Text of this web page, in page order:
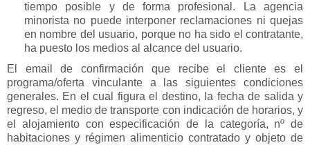
tiempo posible y de forma profesional. La agencia
minorista no puede interponer reclamaciones ni quejas
en nombre del usuario, porque no ha sido el contratante,
ha puesto los medios al alcance del usuario.
El email de confirmación que recibe el cliente es el
programa/oferta vinculante a las siguientes condiciones
generales. En el cual figura el destino, la fecha de salida y
regreso, el medio de transporte con indicación de horarios, y
el alojamiento con especificación de la categoría, nº de
habitaciones y régimen alimenticio contratado y objeto de